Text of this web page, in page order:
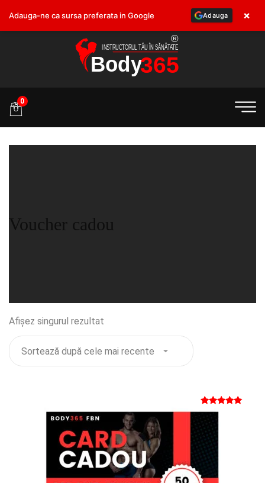
0
Voucher cadou
Afișez singurul rezultat
Evaluat la
din 5
Adauga-ne ca sursa preferata in Google Adauga ×